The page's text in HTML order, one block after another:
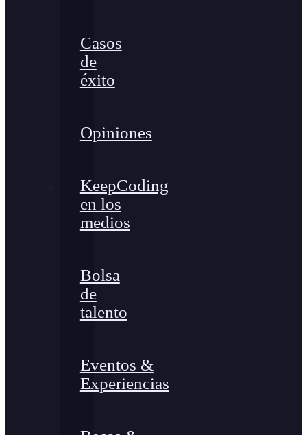
Casos
de
éxito
Opiniones
KeepCoding
en los
medios
Bolsa
de
talento
Eventos &
Experiencias